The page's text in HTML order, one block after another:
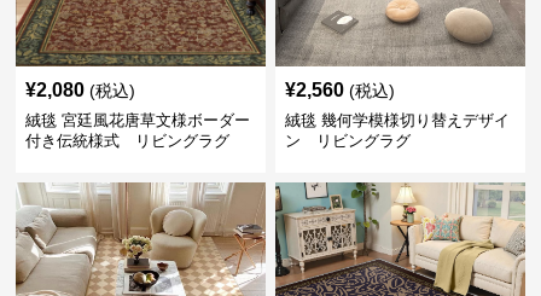
¥2,080 (税込)
絨毯 宮廷風花唐草文様ボーダー
付き伝統様式 リビングラグ
¥2,560 (税込)
絨毯 幾何学模様切り替えデザイ
ン リビングラグ